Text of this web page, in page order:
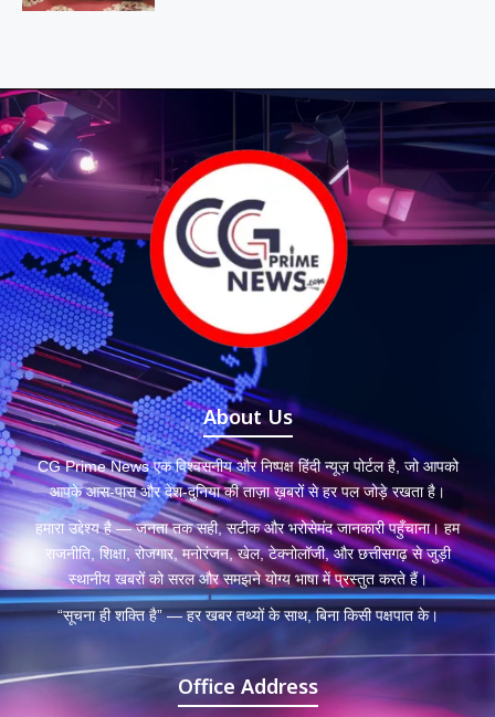
About Us
CG Prime News एक विश्वसनीय और निष्पक्ष हिंदी न्यूज़ पोर्टल है, जो आपको
आपके आस-पास और देश-दुनिया की ताज़ा ख़बरों से हर पल जोड़े रखता है।
हमारा उद्देश्य है — जनता तक सही, सटीक और भरोसेमंद जानकारी पहुँचाना। हम
राजनीति, शिक्षा, रोजगार, मनोरंजन, खेल, टेक्नोलॉजी, और छत्तीसगढ़ से जुड़ी
स्थानीय खबरों को सरल और समझने योग्य भाषा में प्रस्तुत करते हैं।
“सूचना ही शक्ति है” — हर खबर तथ्यों के साथ, बिना किसी पक्षपात के।
Office Address